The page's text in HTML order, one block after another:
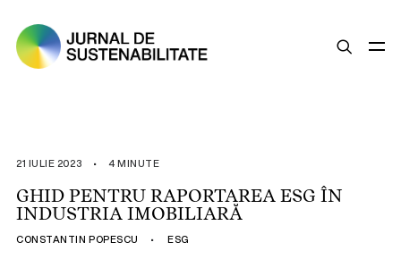
ȘTIRI
OPINII
ESG
LEGISLAȚIE
21 IULIE 2023 • 4 MINUTE
GHID PENTRU RAPORTAREA ESG ÎN
INDUSTRIA IMOBILIARĂ
CONSTANTIN POPESCU • ESG